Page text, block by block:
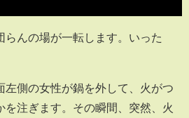
らんの場が一転します。いった
側の女性が鍋を外して、火がつ
を注ぎます。その瞬間、突然、火